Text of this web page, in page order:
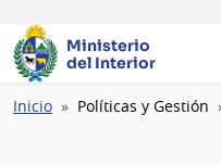
Ministerio
del Interior
Ruta
Inicio Políticas y Gestión